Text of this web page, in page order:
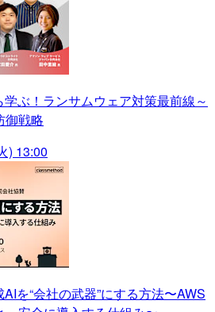
学ぶ！ランサムウェア対策最前線～
御戦略
) 13:00
AIを“会社の武器”にする方法〜AWS